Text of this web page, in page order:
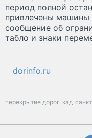
период полной
привлечены машины
сообщение об
табло и знаки
dorinfo.ru
перекрытие дорог кад